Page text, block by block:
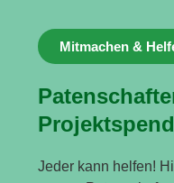
Mitmachen &
Jeder kann helfen!